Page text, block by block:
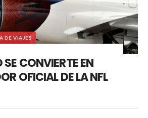
DE VIAJES
CONVIERTE EN
OFICIAL DE LA NFL